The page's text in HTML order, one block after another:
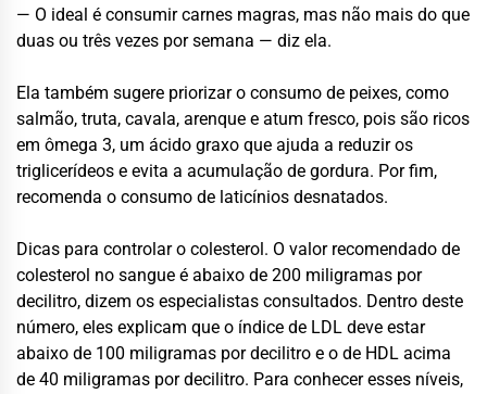
— O ideal é consumir carnes magras, mas não mais do que
duas ou três vezes por semana — diz ela.
Ela também sugere priorizar o consumo de peixes, como
salmão, truta, cavala, arenque e atum fresco, pois são ricos
em ômega 3, um ácido graxo que ajuda a reduzir os
triglicerídeos e evita a acumulação de gordura. Por fim,
recomenda o consumo de laticínios desnatados.
Dicas para controlar o colesterol. O valor recomendado de
colesterol no sangue é abaixo de 200 miligramas por
decilitro, dizem os especialistas consultados. Dentro deste
número, eles explicam que o índice de LDL deve estar
abaixo de 100 miligramas por decilitro e o de HDL acima
de 40 miligramas por decilitro. Para conhecer esses níveis,